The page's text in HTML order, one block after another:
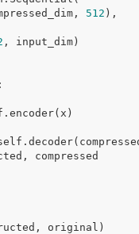
, 512 ),
, input_dim)
:
. encoder( x )
. decoder(
, compressed
, original )